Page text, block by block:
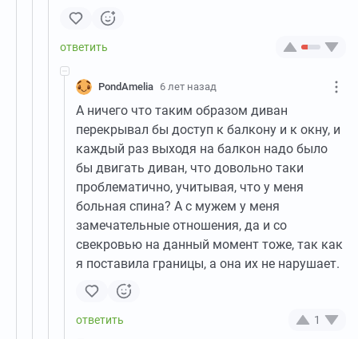
PondAmelia 6 лет назад
А ничего что таким образом диван
перекрывал бы доступ к балкону и к окну, и
каждый раз выходя на балкон надо было
бы двигать диван, что довольно таки
проблематично, учитывая, что у меня
больная спина? А с мужем у меня
замечательные отношения, да и со
свекровью на данный момент тоже, так как
я поставила границы, а она их не нарушает.
1